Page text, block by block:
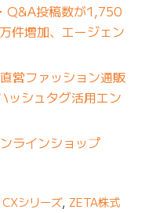
Q&A投稿数が1,750
件増加、エージェン
営ファッション通販
ッシュタグ活用エン
ラインショップ
シリーズ, ZETA株式